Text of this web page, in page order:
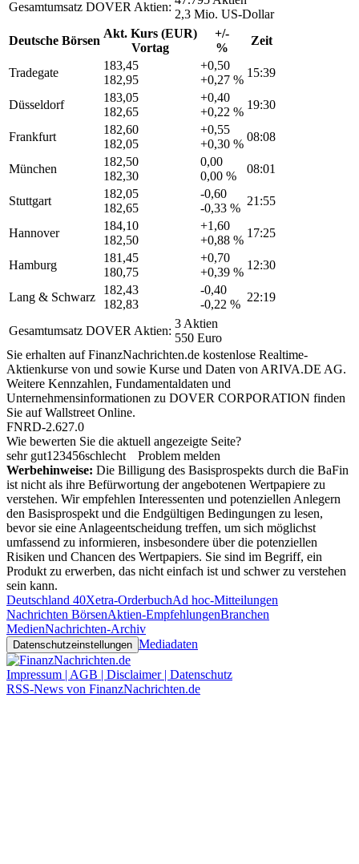
Gesamtumsatz DOVER Aktien:
2,3 Mio. US-Dollar
Deutsche Börsen
Akt. Kurs (EUR)
Vortag
+/-
%
Zeit
Tradegate
183,45
182,95
+0,50
+0,27 %
15:39
Düsseldorf
183,05
182,65
+0,40
+0,22 %
19:30
Frankfurt
182,60
182,05
+0,55
+0,30 %
08:08
München
182,50
182,30
0,00
0,00 %
08:01
Stuttgart
182,05
182,65
-0,60
-0,33 %
21:55
Hannover
184,10
182,50
+1,60
+0,88 %
17:25
Hamburg
181,45
180,75
+0,70
+0,39 %
12:30
Lang & Schwarz
182,43
182,83
-0,40
-0,22 %
22:19
Gesamtumsatz DOVER Aktien:
3 Aktien
550 Euro
Sie erhalten auf FinanzNachrichten.de kostenlose Realtime-
Aktienkurse von und sowie Kurse und Daten von ARIVA.DE AG.
Weitere Kennzahlen, Fundamentaldaten und
Unternehmensinformationen zu DOVER CORPORATION finden
Sie aufWallstreet Online.
FNRD-2.627.0
Wie bewerten Sie die aktuell angezeigte Seite?
sehr gut1 23456schlecht
Problem melden
Werbehinweise: Die Billigung des Basisprospekts durch die BaFin
ist nicht als ihre Befürwortung der angebotenen Wertpapiere zu
verstehen. Wir empfehlen Interessenten und potenziellen Anlegern
den Basisprospekt und die Endgültigen Bedingungen zu lesen,
bevor sie eine Anlageentscheidung treffen, um sich möglichst
umfassend zu informieren, insbesondere über die potenziellen
Risiken und Chancen des Wertpapiers. Sie sind im Begriff, ein
Produkt zu erwerben, das nicht einfach ist und schwer zu verstehen
sein kann.
Deutschland 40Xetra-OrderbuchAd hoc-Mitteilungen
Nachrichten BörsenAktien-EmpfehlungenBranchen
MedienNachrichten-Archiv
Datenschutzeinstellungen Mediadaten
Impressum | AGB | Disclaimer | Datenschutz
RSS-News von FinanzNachrichten.de